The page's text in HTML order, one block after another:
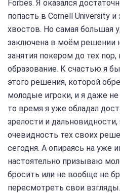
Forbes. Я оказался
попасть в Cornell University и
хвостов. Но самая большая
заключена в моём решении
занятия покером до тех
образование. К счастью я
этого решения, которой
молодые игроки, и я даже
то время я уже обладал
зрелости и
очевидность тех своих
сегодня. А опираясь на
настоятельно призываю
бросить или не вообще не
пересмотреть свои